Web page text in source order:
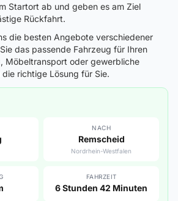
Startort ab und geben es am Ziel
Rückfahrt.
die besten Angebote verschiedener
das passende Fahrzeug für Ihren
Möbeltransport oder gewerbliche
richtige Lösung für Sie.
NACH
Remscheid
Nordrhein-Westfalen
FAHRZEIT
6 Stunden 42 Minuten